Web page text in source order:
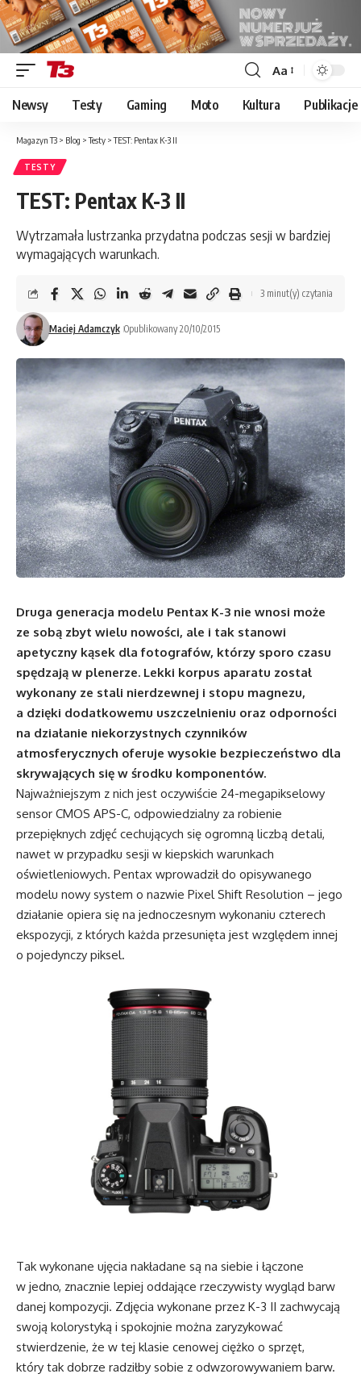
Font
Resizer
Aa
Newsy Testy Gaming Moto Kultura Publikacje
Magazyn T3 > Blog >Testy >TEST: Pentax K-3 II
TESTY
TEST: Pentax K-3 II
Wytrzamała lustrzanka przydatna podczas sesji w bardziej
wymagających warunkach.
Maciej Adamczyk Opublikowany 20/10/2015
3 minut(y) czytania
Druga generacja modelu Pentax K-3 nie wnosi może
ze sobą zbyt wielu nowości, ale i tak stanowi
apetyczny kąsek dla fotografów, którzy sporo czasu
spędzają w plenerze. Lekki korpus aparatu został
wykonany ze stali nierdzewnej i stopu magnezu,
a dzięki dodatkowemu uszczelnieniu oraz odporności
na działanie niekorzystnych czynników
atmosferycznych oferuje wysokie bezpieczeństwo dla
skrywających się w środku komponentów.
Najważniejszym z nich jest oczywiście 24-megapikselowy
sensor CMOS APS-C, odpowiedzialny za robienie
przepięknych zdjęć cechujących się ogromną liczbą detali,
nawet w przypadku sesji w kiepskich warunkach
oświetleniowych. Pentax wprowadził do opisywanego
modelu nowy system o nazwie Pixel Shift Resolution – jego
działanie opiera się na jednoczesnym wykonaniu czterech
ekspozycji, z których każda przesunięta jest względem innej
o pojedynczy piksel.
Tak wykonane ujęcia nakładane są na siebie i łączone
w jedno, znacznie lepiej oddające rzeczywisty wygląd barw
danej kompozycji. Zdjęcia wykonane przez K-3 II zachwycają
swoją kolorystyką i spokojnie można zaryzykować
stwierdzenie, że w tej klasie cenowej ciężko o sprzęt,
który tak dobrze radziłby sobie z odwzorowywaniem barw.